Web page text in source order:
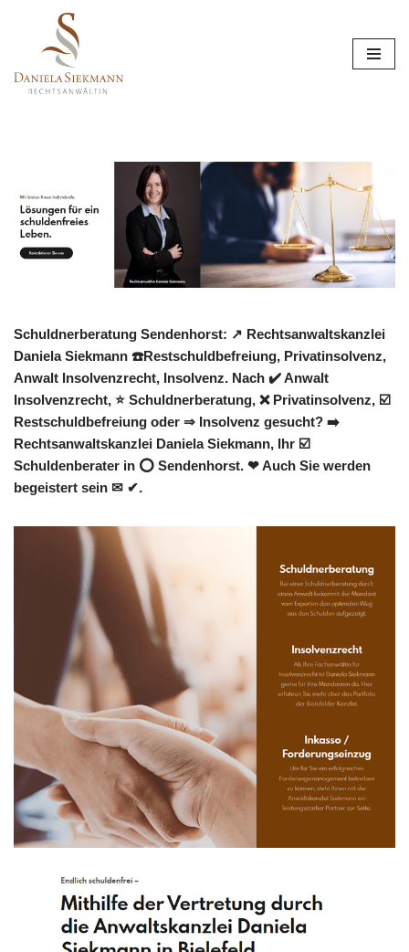
Inhalt
springen
Schuldnerberatung Sendenhorst: ↗️ Rechtsanwaltskanzlei
Daniela Siekmann ☎️Restschuldbefreiung, Privatinsolvenz,
Anwalt Insolvenzrecht, Insolvenz. Nach ✔️ Anwalt
Insolvenzrecht, ⭐ Schuldnerberatung, ❌ Privatinsolvenz, ☑️
Restschuldbefreiung oder ⇒ Insolvenz gesucht? ➡️
Rechtsanwaltskanzlei Daniela Siekmann, Ihr ☑️
Schuldenberater in ⭕ Sendenhorst. ❤ Auch Sie werden
begeistert sein ✉ ✔.